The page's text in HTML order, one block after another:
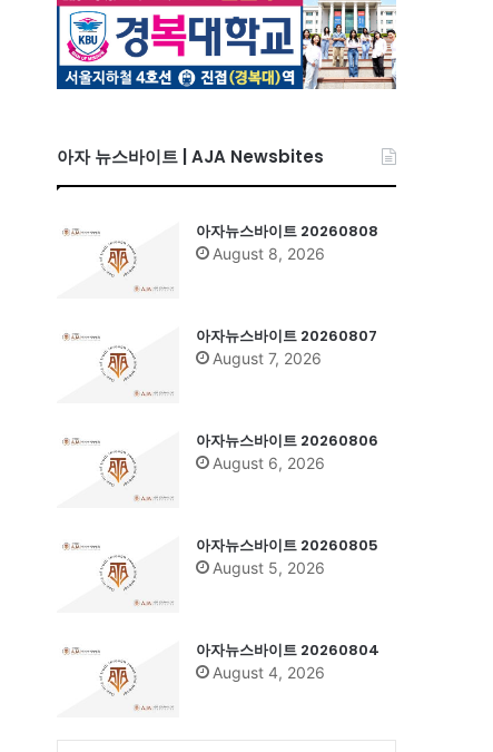
아자 뉴스바이트 | AJA Newsbites
아자뉴스바이트 20260808
August 8, 2026
아자뉴스바이트 20260807
August 7, 2026
아자뉴스바이트 20260806
August 6, 2026
아자뉴스바이트 20260805
August 5, 2026
아자뉴스바이트 20260804
August 4, 2026